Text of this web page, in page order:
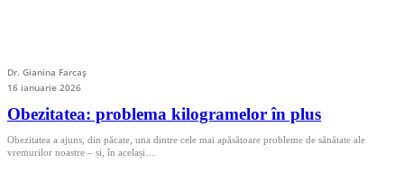
Dr. Gianina Farcaș
16 ianuarie 2026
Obezitatea: problema kilogramelor în plus
Obezitatea a ajuns, din păcate, una dintre cele mai apăsătoare probleme de sănătate ale
vremurilor noastre – și, în același…